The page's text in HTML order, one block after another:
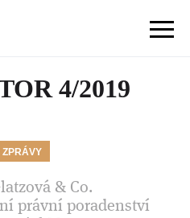
4/2019
ZPRÁVY
& Co.
právní poradenství